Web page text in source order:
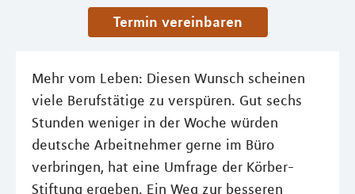
Termin vereinbaren
Mehr vom Leben: Diesen Wunsch scheinen
viele Berufstätige zu verspüren. Gut sechs
Stunden weniger in der Woche würden
deutsche Arbeitnehmer gerne im Büro
verbringen, hat eine Umfrage der Körber-
Stiftung ergeben. Ein Weg zur besseren